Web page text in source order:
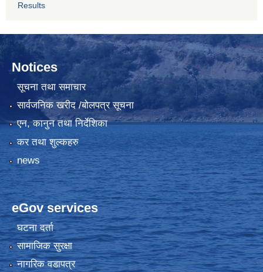
Results
Notices
सूचना तथा समाचार
सार्वजनिक खरीद /बोलपत्र सूचना
एन, कानुन तथा निर्देशिका
कर तथा शुल्कहरु
news
eGov services
घटना दर्ता
सामाजिक सुरक्षा
नागरिक वडापत्र